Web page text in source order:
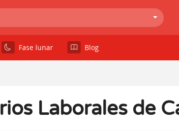
Fase lunar Blog
Laborales de